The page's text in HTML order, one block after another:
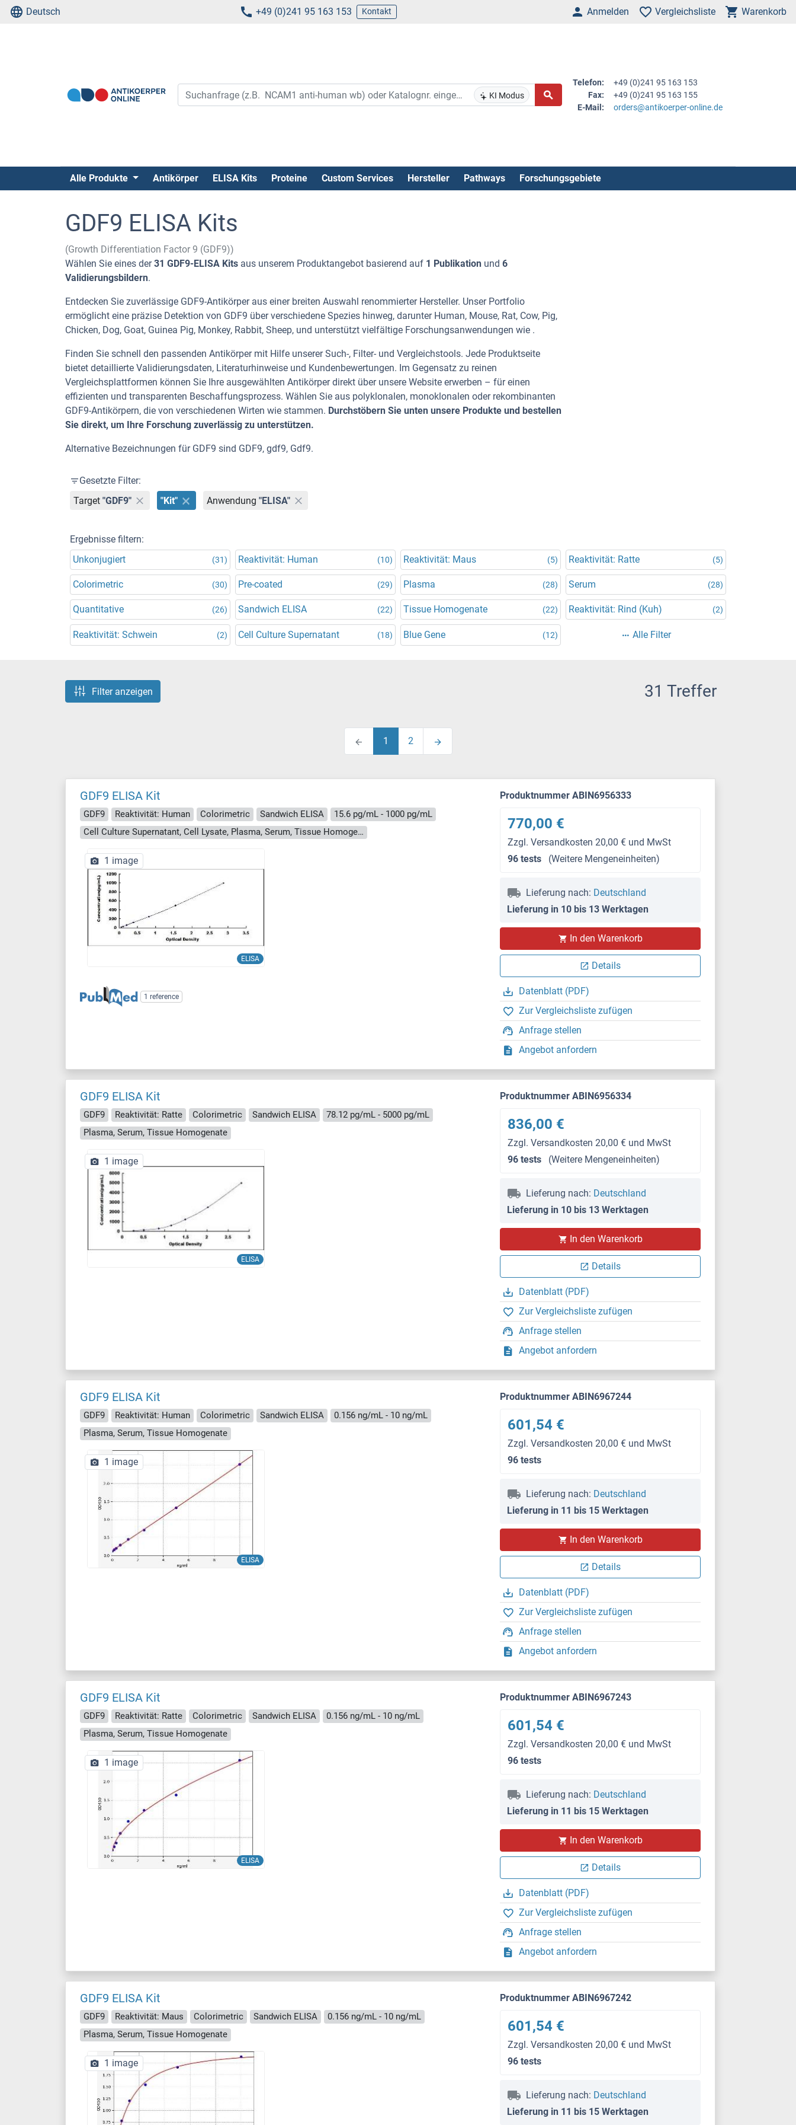
Deutsch +49 (0)241 95 163 153 Kontakt Anmelden Vergleichsliste Warenkorb
KI Modus
Telefon:
+49 (0)241 95 163 153
Fax:
+49 (0)241 95 163 155
E-Mail:
orders@antikoerper-online.de
Alle Produkte Antikörper ELISA Kits Proteine Custom Services Hersteller Pathways Forschungsgebiete
GDF9 ELISA Kits
(Growth Differentiation Factor 9 (GDF9))
Wählen Sie eines der31 GDF9-ELISA Kits aus unserem Produktangebot basierend auf 1 Publikation und 6
Validierungsbildern.
Entdecken Sie zuverlässige GDF9-Antikörper aus einer breiten Auswahl renommierter Hersteller. Unser Portfolio
ermöglicht eine präzise Detektion von GDF9 über verschiedene Spezies hinweg, darunter Human, Mouse, Rat, Cow, Pig,
Chicken, Dog, Goat, Guinea Pig, Monkey, Rabbit, Sheep, und unterstützt vielfältige Forschungsanwendungen wie .
Finden Sie schnell den passenden Antikörper mit Hilfe unserer Such-, Filter- und Vergleichstools. Jede Produktseite
bietet detaillierte Validierungsdaten, Literaturhinweise und Kundenbewertungen. Im Gegensatz zu reinen
Vergleichsplattformen können Sie Ihre ausgewählten Antikörper direkt über unsere Website erwerben – für einen
effizienten und transparenten Beschaffungsprozess. Wählen Sie aus polyklonalen, monoklonalen oder rekombinanten
GDF9-Antikörpern, die von verschiedenen Wirten wie stammen. Durchstöbern Sie unten unsere Produkte und bestellen
Sie direkt, um Ihre Forschung zuverlässig zu unterstützen.
Alternative Bezeichnungen für GDF9 sind GDF9, gdf9, Gdf9.
Gesetzte Filter:
Target "GDF9" "Kit" Anwendung "ELISA"
Ergebnisse filtern:
Unkonjugiert
(31) Reaktivität: Human (10) Reaktivität: Maus (5) Reaktivität: Ratte (5)
Colorimetric (30) Pre-coated (29) Plasma (28) Serum (28)
Quantitative (26) Sandwich ELISA (22) Tissue Homogenate (22) Reaktivität: Rind (Kuh) (2)
Reaktivität: Schwein (2) Cell Culture Supernatant (18) Blue Gene (12) Alle Filter
Filter anzeigen 31 Treffer
1 2
GDF9 ELISA Kit
GDF9 Reaktivität: Human Colorimetric Sandwich ELISA
15.6 pg/mL - 1000 pg/mL
Cell Culture Supernatant, Cell Lysate, Plasma, Serum, Tissue Homogenate
ELISA
1 image
1 reference
Produktnummer ABIN6956333
770,00 €
Zzgl. Versandkosten 20,00 € und MwSt
96 tests
(Weitere Mengeneinheiten)
Lieferung nach: Deutschland
Lieferung in 10 bis 13 Werktagen
In den Warenkorb
Details
Datenblatt (PDF)
Zur Vergleichsliste zufügen
Anfrage stellen
Angebot anfordern
GDF9 ELISA Kit
GDF9 Reaktivität: Ratte Colorimetric Sandwich ELISA
78.12 pg/mL - 5000 pg/mL
Plasma, Serum, Tissue Homogenate
ELISA
1 image
Produktnummer ABIN6956334
836,00 €
Zzgl. Versandkosten 20,00 € und MwSt
96 tests
(Weitere Mengeneinheiten)
Lieferung nach: Deutschland
Lieferung in 10 bis 13 Werktagen
In den Warenkorb
Details
Datenblatt (PDF)
Zur Vergleichsliste zufügen
Anfrage stellen
Angebot anfordern
GDF9 ELISA Kit
GDF9 Reaktivität: Human Colorimetric Sandwich ELISA
0.156 ng/mL - 10 ng/mL
Plasma, Serum, Tissue Homogenate
ELISA
1 image
Produktnummer ABIN6967244
601,54 €
Zzgl. Versandkosten 20,00 € und MwSt
96 tests
Lieferung nach: Deutschland
Lieferung in 11 bis 15 Werktagen
In den Warenkorb
Details
Datenblatt (PDF)
Zur Vergleichsliste zufügen
Anfrage stellen
Angebot anfordern
GDF9 ELISA Kit
GDF9 Reaktivität: Ratte Colorimetric Sandwich ELISA
0.156 ng/mL - 10 ng/mL
Plasma, Serum, Tissue Homogenate
ELISA
1 image
Produktnummer ABIN6967243
601,54 €
Zzgl. Versandkosten 20,00 € und MwSt
96 tests
Lieferung nach: Deutschland
Lieferung in 11 bis 15 Werktagen
In den Warenkorb
Details
Datenblatt (PDF)
Zur Vergleichsliste zufügen
Anfrage stellen
Angebot anfordern
GDF9 ELISA Kit
GDF9 Reaktivität: Maus Colorimetric Sandwich ELISA
0.156 ng/mL - 10 ng/mL
Plasma, Serum, Tissue Homogenate
1 image
Produktnummer ABIN6967242
601,54 €
Zzgl. Versandkosten 20,00 € und MwSt
96 tests
Lieferung nach: Deutschland
Lieferung in 11 bis 15 Werktagen